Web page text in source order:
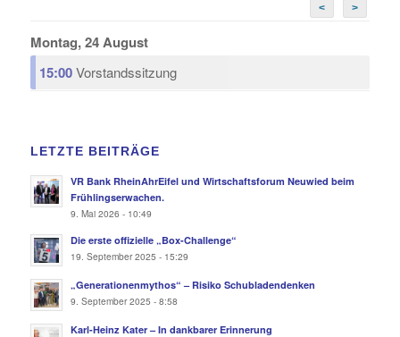
< >
Montag, 24 August
15:00Vorstandssitzung
LETZTE BEITRÄGE
VR Bank RheinAhrEifel und Wirtschaftsforum Neuwied beim
Frühlingserwachen.
9. Mai 2026 - 10:49
Die erste offizielle „Box-Challenge“
19. September 2025 - 15:29
„Generationenmythos“ – Risiko Schubladendenken
9. September 2025 - 8:58
Karl-Heinz Kater – In dankbarer Erinnerung